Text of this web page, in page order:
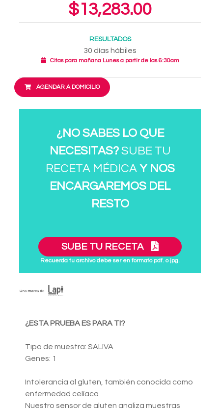
$13,283.00
RESULTADOS
30 días hábiles
Citas para mañana Lunes a partir de las 6:30am
AGENDAR A DOMICILIO
¿NO SABES LO QUE
NECESITAS?SUBE TU
RECETA MÉDICA Y NOS
ENCARGAREMOS DEL
RESTO
SUBE TU RECETA
Recuerda tu archivo debe ser en formato pdf. o jpg.
¿ESTA PRUEBA ES PARA TI?
Tipo de muestra: SALIVA
Genes: 1
Intolerancia al gluten, también conocida como
enfermedad celíaca
Nuestro sensor de gluten analiza muestras